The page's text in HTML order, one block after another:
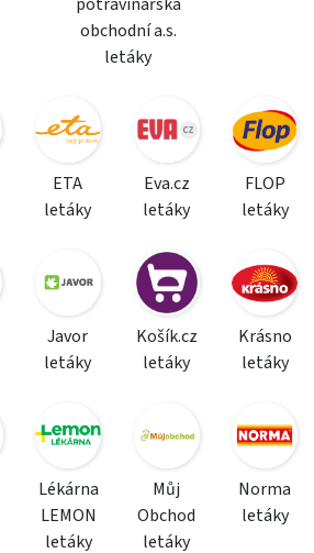
obchodní a.s.
letáky
ETA
letáky
Eva.cz
letáky
FLOP
letáky
Javor
letáky
Košík.cz
letáky
Krásno
letáky
Lékárna
LEMON
letáky
Můj
Obchod
letáky
Norma
letáky